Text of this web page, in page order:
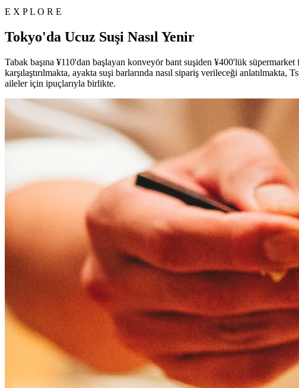
E X P L O R E
Tokyo'da Ucuz Suşi Nasıl Yenir
Tabak başına ¥110'dan başlayan konveyör bant suşiden ¥400'lük
karşılaştırılmakta, ayakta suşi barlarında nasıl sipariş verileceği
aileler için ipuçlarıyla birlikte.